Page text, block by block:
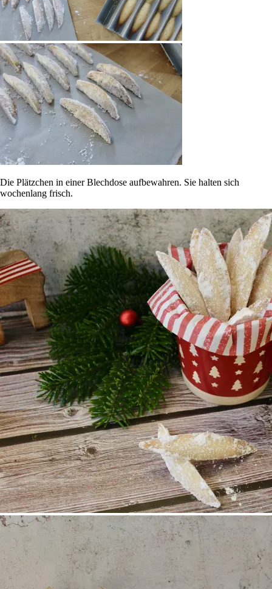
Die Plätzchen in einer Blechdose aufbewahren. Sie halten sich
wochenlang frisch.